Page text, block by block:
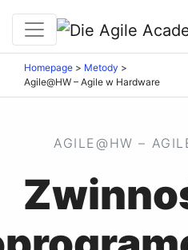
Homepage > Metody >
Agile@HW – Agile w Hardware
AGILE@HW –